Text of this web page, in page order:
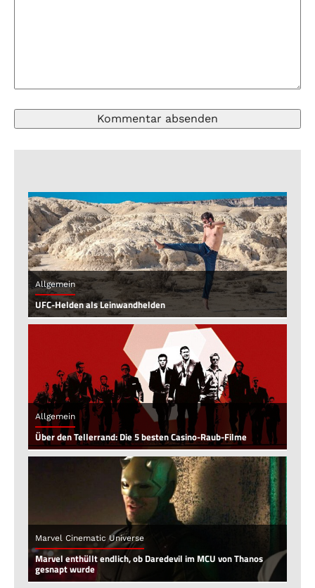
Allgemein
UFC-Helden als Leinwandhelden
Allgemein
Über den Tellerrand: Die 5 besten Casino-Raub-Filme
Marvel Cinematic Universe
Marvel enthüllt endlich, ob Daredevil im MCU von Thanos
gesnapt wurde